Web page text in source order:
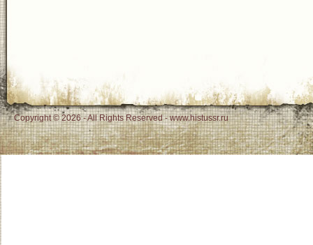
Copyright © 2026 - All Rights Reserved - www.histussr.ru